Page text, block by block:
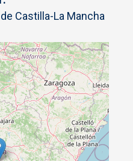
Castilla-La Mancha